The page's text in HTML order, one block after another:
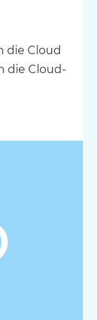
die Cloud
die Cloud-